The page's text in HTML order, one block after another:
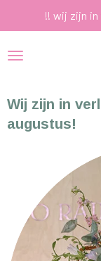
naar
!! wij zijn in
Wij zijn in
augustus!